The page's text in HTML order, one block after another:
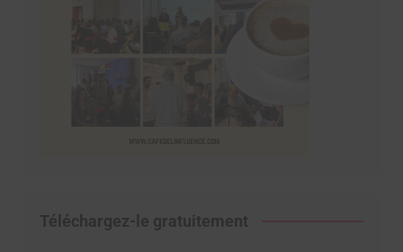
Téléchargez-le gratuitement